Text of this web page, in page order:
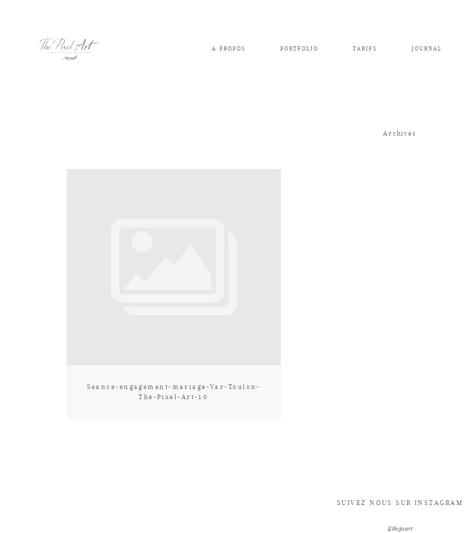
A PROPOS PORTFOLIO TARIFS JOURNAL
Archives
Seance-engagement-mariage-Var-Toulon-
The-Pixel-Art-10
SUIVEZ NOUS SUR INSTAGRAM
@thepxart